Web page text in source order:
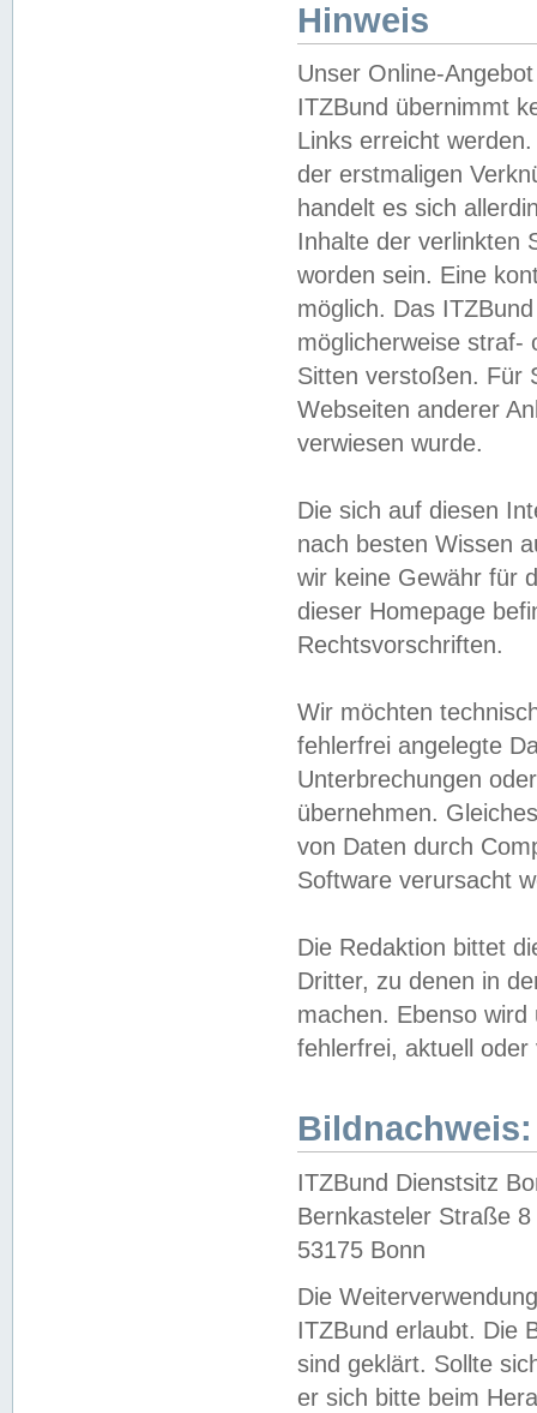
Hinweis
Unser Online-
ITZBund übernimmt
Links erreicht
der erstmaligen
handelt es sich
Inhalte der verlinkten
worden sein. Eine
möglich. Das
möglicherweise straf-
Sitten verstoßen. Für
Webseiten anderer
verwiesen wurde.
Die sich auf diesen
nach besten Wissen
wir keine Gewähr für
dieser Homepage
Rechtsvorschriften.
Wir möchten
fehlerfrei angelegte
Unterbrechungen
übernehmen.
von Daten durch
Software verursacht
Die Redaktion bittet
Dritter, zu denen in
machen. Ebenso
fehlerfrei, aktuell oder
Bildnachweis:
ITZBund Dienstsitz
Bernkasteler Straße 8
53175 Bonn
Die
ITZBund erlaubt. Die
sind geklärt. Sollte
er sich bitte beim